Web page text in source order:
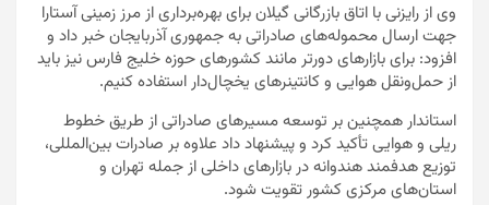
وی از رایزنی با اتاق بازرگانی گیلان برای بهره‌برداری از مرز زمینی آستارا
جهت ارسال محموله‌های صادراتی به جمهوری آذربایجان خبر داد و
افزود: برای بازارهای دورتر مانند کشورهای حوزه خلیج فارس نیز باید
از حمل‌ونقل هوایی و کانتینرهای یخچال‌دار استفاده کنیم.
استاندار همچنین بر توسعه مسیرهای صادراتی از طریق خطوط
ریلی و هوایی تأکید کرد و پیشنهاد داد علاوه بر صادرات بین‌المللی،
توزیع هدفمند هندوانه در بازارهای داخلی از جمله تهران و
استان‌های مرکزی کشور تقویت شود.